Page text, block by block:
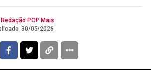
Redação POP Mais
30/05/2026